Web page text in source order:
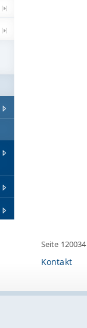
Seite 120034
Kontakt